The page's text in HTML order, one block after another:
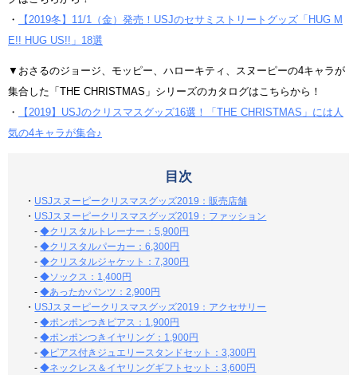
・
【2019冬】11/1（金）発売！USJのセサミストリートグッズ「HUG M
E!! HUG US!!」18選
▼おさるのジョージ、モッピー、ハローキティ、スヌーピーの4キャラが
集合した「THE CHRISTMAS」シリーズのカタログはこちらから！
・
【2019】USJのクリスマスグッズ16選！「THE CHRISTMAS」には人
気の4キャラが集合♪
目次
・ USJスヌーピークリスマスグッズ2019：販売店舗
・ USJスヌーピークリスマスグッズ2019：ファッション
-◆クリスタルトレーナー：5,900円
-◆クリスタルパーカー：6,300円
-◆クリスタルジャケット：7,300円
-◆ソックス：1,400円
-◆あったかパンツ：2,900円
・ USJスヌーピークリスマスグッズ2019：アクセサリー
-◆ポンポンつきピアス：1,900円
-◆ポンポンつきイヤリング：1,900円
-◆ピアス付きジュエリースタンドセット：3,300円
-◆ネックレス＆イヤリングギフトセット：3,600円